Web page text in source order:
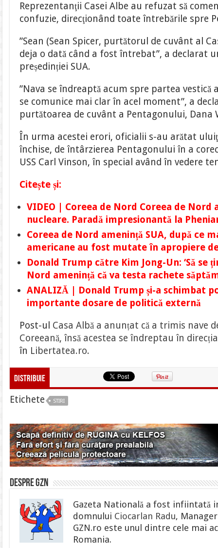
Reprezentanţii Casei Albe au refuzat să
confuzie, direcţionând toate întrebările spre
”Sean (Sean Spicer, purtătorul de cuvânt al
deja o dată când a fost întrebat”, a declarat
președinției SUA.
”Nava se îndreaptă acum spre partea vestică
se comunice mai clar în acel moment”, a
purtătoarea de cuvânt a Pentagonului, Dana
În urma acestei erori, oficialii s-au arătat
închise, de întârzierea Pentagonului în a
USS Carl Vinson, în special având în vedere
Citește și:
VIDEO | Coreea de Nord Coreea de Nord
nucleare. Paradă impresionantă la
Coreea de Nord amenință SUA, după ce
americane au fost mutate în apropiere
Donald Trump către Kim Jong-Un: ‘Să se
Nord amenință că va testa rachete
ANALIZĂ | Donald Trump și-a schimbat
importante dosare de politică externă
Post-ul Casa Albă a anunțat că a trimis nave
Coreeană, însă acestea se îndreptau în
în Libertatea.ro.
Distribuie
Etichete STIRI
Despre gzn
Gazeta Natională a fost infiintată
domnului Ciocarlan Radu,
GZN.ro este unul dintre cele mai
Romania.